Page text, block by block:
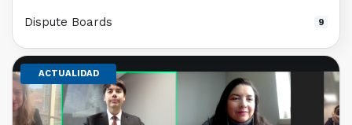
ACTUALIDAD
Dispute Boards 9